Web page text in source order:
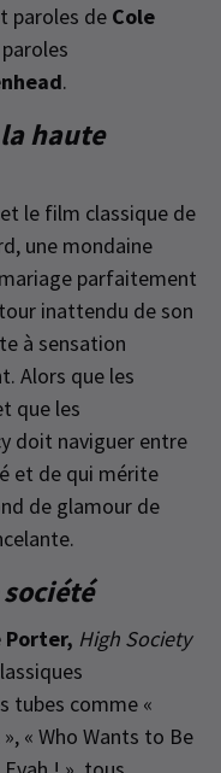
paroles de Cole
.
la haute
le film classique de
une mondaine
parfaitement
inattendu de son
à sensation
Alors que les
que les
doit naviguer entre
et de qui mérite
de glamour de
Porter, High Society
tubes comme «
« Who Wants to Be